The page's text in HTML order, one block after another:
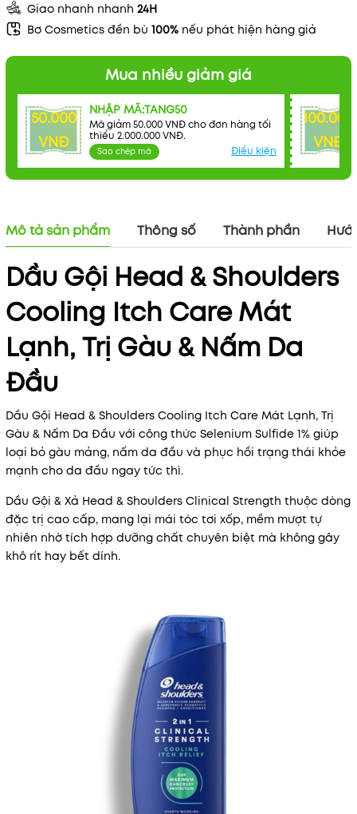
Giao nhanh nhanh 24H
Bơ Cosmetics đền bù 100% nếu phát hiện hàng giả
Mua nhiều giảm giá
50.000
VNĐ
NHẬP MÃ:TANG50
Mã giảm 50.000 VNĐ cho đơn hàng tối
thiểu 2.000.000 VNĐ.
Sao chép mã Điều kiện
100.000
VNĐ
Mã khuyến mãi:
Điều kiện:
Mô tả sản phẩm Thông số Thành phần
Dầu Gội Head & Shoulders
Cooling Itch Care Mát
Lạnh, Trị Gàu & Nấm Da
Đầu
Dầu Gội Head & Shoulders Cooling Itch Care Mát Lạnh, Trị
Gàu & Nấm Da Đầu với công thức Selenium Sulfide 1% giúp
loại bỏ gàu mảng, nấm da đầu và phục hồi trạng thái khỏe
mạnh cho da đầu ngay tức thì.
Dầu Gội & Xả Head & Shoulders Clinical Strength thuộc dòng
đặc trị cao cấp, mang lại mái tóc tơi xốp, mềm mượt tự
nhiên nhờ tích hợp dưỡng chất chuyên biệt mà không gây
khô rít hay bết dính.